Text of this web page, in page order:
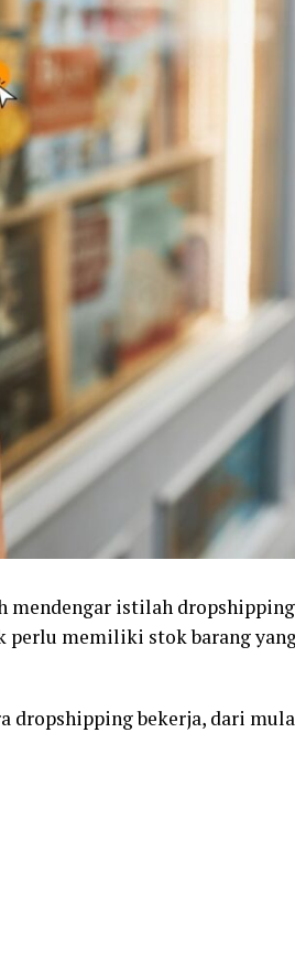
mendengar istilah
memiliki stok barang
dropshipping bekerja, dari